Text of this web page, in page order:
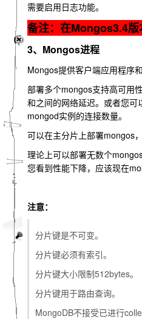
需要启用日志功能。
备注：在Mongos3.4版
3、Mongos进程
Mongos提供客户端应用程序
部署多个mongos支持高可用
和之间的网络延迟。或者您
mongod实例的连接数量。
可以在主分片上部署mongos
理论上可以部署无数个
您看到性能下降，应该现在
注意：
分片键是不可变。
分片键必须有索引。
分片键大小限制512bytes。
分片键用于路由查询。
MongoDB不接受已进行